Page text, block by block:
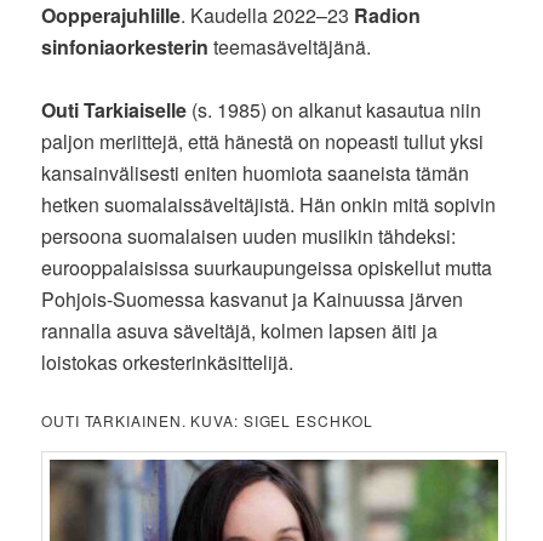
Oopperajuhlille. Kaudella 2022–23 Radion
sinfoniaorkesterin teemasäveltäjänä.
Outi Tarkiaiselle (s. 1985) on alkanut kasautua niin
paljon meriittejä, että hänestä on nopeasti tullut yksi
kansainvälisesti eniten huomiota saaneista tämän
hetken suomalaissäveltäjistä. Hän onkin mitä sopivin
persoona suomalaisen uuden musiikin tähdeksi:
eurooppalaisissa suurkaupungeissa opiskellut mutta
Pohjois-Suomessa kasvanut ja Kainuussa järven
rannalla asuva säveltäjä, kolmen lapsen äiti ja
loistokas orkesterinkäsittelijä.
OUTI TARKIAINEN. KUVA: SIGEL ESCHKOL